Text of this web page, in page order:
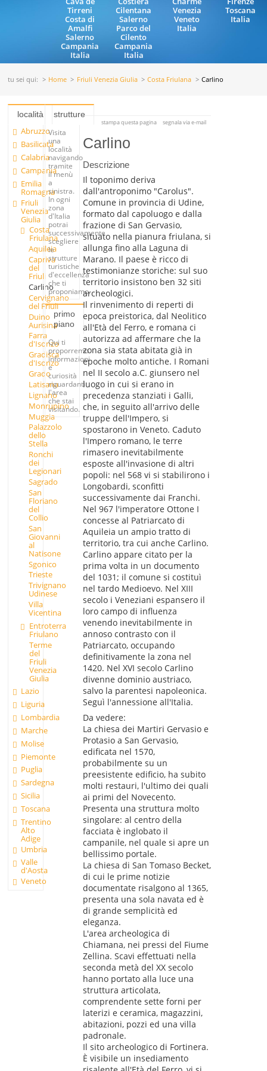
Tirreni
Costa di
Amalfi
Salerno
Campania
Italia
Cilentana
Salerno
Parco del
Cilento
Campania
Italia
Venezia
Veneto
Italia
Toscana
Italia
tu sei qui: Home Friuli Venezia Giulia Costa Friulana Carlino
località
Abruzzo
Basilicata
Calabria
Campania
Emilia
Romagna
Friuli
Venezia
Giulia
Costa
Friulana
Aquileia
Capriva
del
Friuli
Carlino
Cervignano
del Friuli
Duino
Aurisina
Farra
d'Isonzo
Gradisca
d'Isonzo
Grado
Latisana
Lignano
Monrupino
Muggia
Palazzolo
dello
Stella
Ronchi
dei
Legionari
Sagrado
San
Floriano
del
Collio
San
Giovanni
al
Natisone
Sgonico
Trieste
Trivignano
Udinese
Villa
Vicentina
Entroterra
Friulano
Terme
del
Friuli
Venezia
Giulia
Lazio
Liguria
Lombardia
Marche
Molise
Piemonte
Puglia
Sardegna
Sicilia
Toscana
Trentino
Alto
Adige
Umbria
Valle
d'Aosta
Veneto
strutture
Visita
una
località
navigando
tramite
il menù
a
sinistra.
In ogni
zona
d'Italia
potrai
successivamente
scegliere
le
strutture
turistiche
d'eccellenza
che ti
proponiamo.
primo
piano
Qui ti
proporremo
informazioni
e
curiosità
riguardanti
l'area
che stai
visitando.
stampa questa pagina segnala via e-mail
Carlino
Descrizione
Il toponimo deriva
dall'antroponimo "Carolus".
Comune in provincia di Udine,
formato dal capoluogo e dalla
frazione di San Gervasio,
situato nella pianura friulana, si
allunga fino alla Laguna di
Marano. Il paese è ricco di
testimonianze storiche: sul suo
territorio insistono ben 32 siti
archeologici.
Il rinvenimento di reperti di
epoca preistorica, dal Neolitico
all'Età del Ferro, e romana ci
autorizza ad affermare che la
zona sia stata abitata già in
epoche molto antiche. I Romani
nel II secolo a.C. giunsero nel
luogo in cui si erano in
precedenza stanziati i Galli,
che, in seguito all'arrivo delle
truppe dell'Impero, si
spostarono in Veneto. Caduto
l'Impero romano, le terre
rimasero inevitabilmente
esposte all'invasione di altri
popoli: nel 568 vi si stabilirono i
Longobardi, sconfitti
successivamente dai Franchi.
Nel 967 l'imperatore Ottone I
concesse al Patriarcato di
Aquileia un ampio tratto di
territorio, tra cui anche Carlino.
Carlino appare citato per la
prima volta in un documento
del 1031; il comune si costituì
nel tardo Medioevo. Nel XIII
secolo i Veneziani espansero il
loro campo di influenza
venendo inevitabilmente in
annoso contrasto con il
Patriarcato, occupando
definitivamente la zona nel
1420. Nel XVI secolo Carlino
divenne dominio austriaco,
salvo la parentesi napoleonica.
Seguì l'annessione all'Italia.
Da vedere:
La chiesa dei Martiri Gervasio e
Protasio a San Gervasio,
edificata nel 1570,
probabilmente su un
preesistente edificio, ha subito
molti restauri, l'ultimo dei quali
ai primi del Novecento.
Presenta una struttura molto
singolare: al centro della
facciata è inglobato il
campanile, nel quale si apre un
bellissimo portale.
La chiesa di San Tomaso Becket,
di cui le prime notizie
documentate risalgono al 1365,
presenta una sola navata ed è
di grande semplicità ed
eleganza.
L'area archeologica di
Chiamana, nei pressi del Fiume
Zellina. Scavi effettuati nella
seconda metà del XX secolo
hanno portato alla luce una
struttura articolata,
comprendente sette forni per
laterizi e ceramica, magazzini,
abitazioni, pozzi ed una villa
padronale.
Il sito archeologico di Fortinera.
È visibile un insediamento